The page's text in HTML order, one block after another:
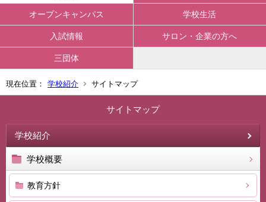
オープンキャンパス 学校生活
入試情報 サロン・企業の方へ
三団体
現在位置： 学校紹介 サイトマップ
サイトマップ
学校紹介
学校概要
教育方針